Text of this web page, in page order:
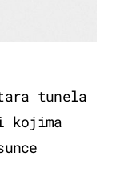
tunela
kojima